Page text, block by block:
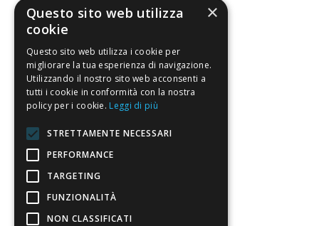
Perché fidarti
Vendi con noi
Chi siamo
Chi Siamo
Sostegno e riconoscimenti
Servizio clienti
FAQ
Riferimenti da controllare
×
Questo sito web utilizza
cookie
Questo sito web utilizza i cookie per
migliorare la tua esperienza di navigazione.
Utilizzando il nostro sito web acconsenti a
tutti i cookie in conformità con la nostra
policy per i cookie. Leggi di più
STRETTAMENTE NECESSARI
PERFORMANCE
TARGETING
FUNZIONALITÀ
NON CLASSIFICATI